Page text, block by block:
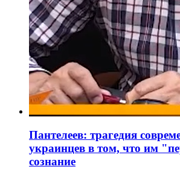
Пантелеев: трагедия
украинцев в том, что им
сознание